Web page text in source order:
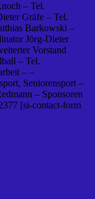
– Tel.
Gräfe – Tel.
Barkowski –
Jörg-Dieter
Vorstand
– Tel.
– –
Seniorensport –
– Sponsoren
[si-contact-form